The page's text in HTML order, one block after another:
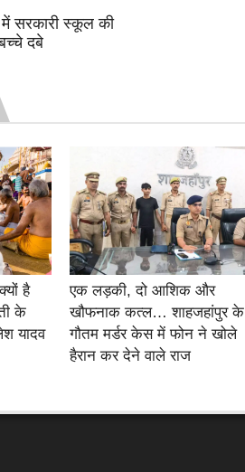
में सरकारी स्कूल की
दबे
है
के
यादव
एक लड़की, दो आशिक और
खौफनाक कत्ल… शाहजहांपुर के
गौतम मर्डर केस में फोन ने खोले
हैरान कर देने वाले राज